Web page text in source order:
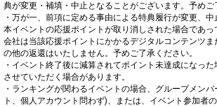
典が変更・補填・中止となることがございます。予めご
・万が一、前項に定める事由による特典履行が変更、
本イベントの応援ポイントが取り消しされた場合であっ
会社は当該応援ポイントにかかるデジタルコンテンツ
の他の返還はいたしません。予めご了承ください。
・イベント終了後に減算されてポイント未達成になっ
させていただく場合があります。
・ランキングが関わるイベントの場合、グループメン
ト、個人アカウント問わず)、または、イベント参加者